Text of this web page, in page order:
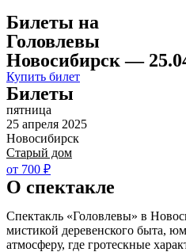
Билеты на
Головлевы
Новосибирск —
Купить билет
Билеты
пятница
25 апреля 2025
Новосибирск
Старый дом
от 700 ₽
О спектакле
Спектакль «Головлевы» в
мистикой деревенского быта,
атмосферу, где гротескные